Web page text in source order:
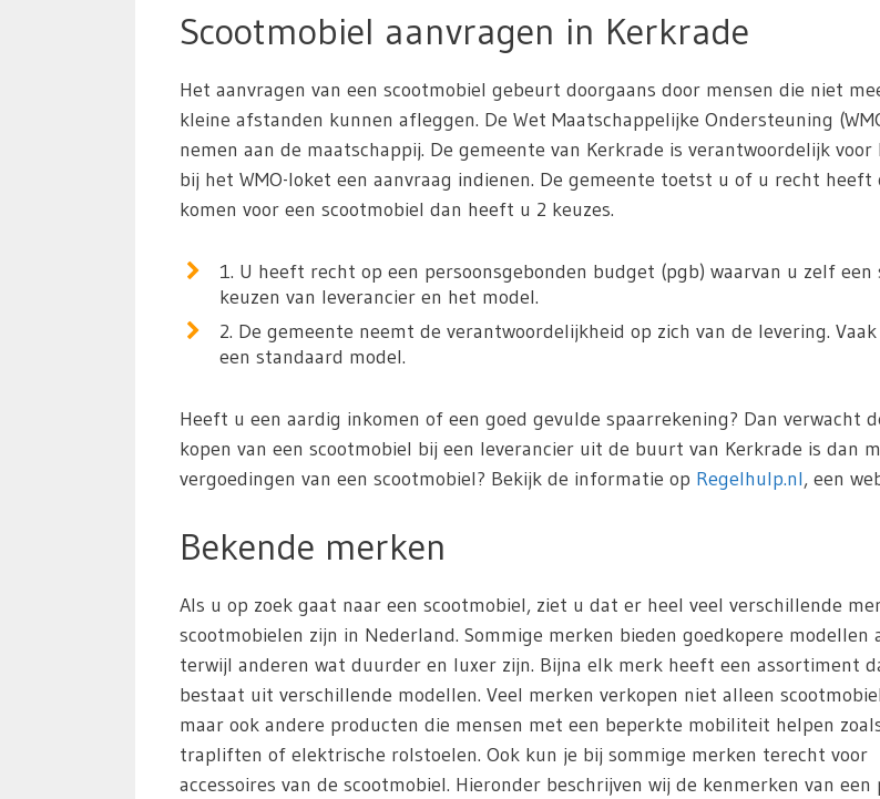
Scootmobiel aanvragen in Kerkrade
Het aanvragen van een scootmobiel gebeurt doorgaans door mensen die niet
kleine afstanden kunnen afleggen. De Wet Maatschappelijke Ondersteuning
nemen aan de maatschappij. De gemeente van Kerkrade is verantwoordelijk
bij het WMO-loket een aanvraag indienen. De gemeente toetst u of u recht
komen voor een scootmobiel dan heeft u 2 keuzes.
1. U heeft recht op een persoonsgebonden budget (pgb) waarvan u zelf
keuzen van leverancier en het model.
2. De gemeente neemt de verantwoordelijkheid op zich van de levering.
een standaard model.
Heeft u een aardig inkomen of een goed gevulde spaarrekening? Dan verwacht
kopen van een scootmobiel bij een leverancier uit de buurt van Kerkrade is dan
vergoedingen van een scootmobiel? Bekijk de informatie op Regelhulp.nl, een
Bekende merken
Als u op zoek gaat naar een scootmobiel, ziet u dat er heel veel verschillende
scootmobielen zijn in Nederland. Sommige merken bieden goedkopere modellen
terwijl anderen wat duurder en luxer zijn. Bijna elk merk heeft een assortiment
bestaat uit verschillende modellen. Veel merken verkopen niet alleen
maar ook andere producten die mensen met een beperkte mobiliteit helpen
trapliften of elektrische rolstoelen. Ook kun je bij sommige merken terecht voor
accessoires van de scootmobiel. Hieronder beschrijven wij de kenmerken van een